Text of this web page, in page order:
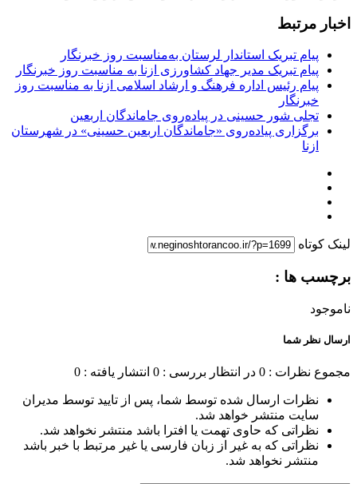
اخبار مرتبط
پیام تبریک استاندار لرستان به‌مناسبت روز خبرنگار
پیام تبریک مدیر جهاد کشاورزی ازنا به مناسبت روز خبرنگار
پیام رئیس اداره فرهنگ و ارشاد اسلامی ازنا به مناسبت روز
خبرنگار
تجلی شور حسینی در پیاده‌روی جاماندگان اربعین
برگزاری پیاده‌روی «جاماندگان اربعین حسینی» در شهرستان
ازنا
لینک کوتاه
برچسب ها :
ناموجود
ارسال نظر شما
مجموع نظرات : 0 در انتظار بررسی : 0 انتشار یافته : 0
نظرات ارسال شده توسط شما، پس از تایید توسط مدیران
سایت منتشر خواهد شد.
نظراتی که حاوی تهمت یا افترا باشد منتشر نخواهد شد.
نظراتی که به غیر از زبان فارسی یا غیر مرتبط با خبر باشد
منتشر نخواهد شد.